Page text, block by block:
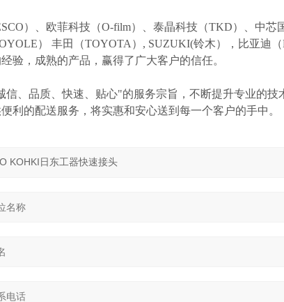
）、欧菲科技（O-film）、泰晶科技（TKD）、中芯
） 丰田（TOYOTA）, SUZUKI(铃木），比亚迪
验，成熟的产品，赢得了广大客户的信任。
信、品质、快速、贴心"的服务宗旨，不断提升专业的
利的配送服务，将实惠和安心送到每一个客户的手中。